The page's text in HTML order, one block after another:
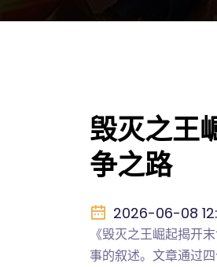
毁灭之王
争之路
2026-06-08
《毁灭之王崛起揭开
事的叙述。文章通过